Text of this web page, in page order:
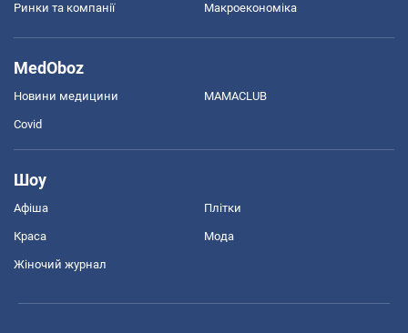
Ринки та компанії Макроекономіка
MedOboz
Новини медицини MAMACLUB
Covid
Шоу
Афіша Плітки
Краса Мода
Жіночий журнал